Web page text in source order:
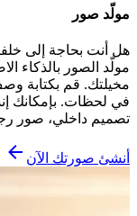
مولّد صور
هل أنت بحاجة إلى
مولّد الصور بالذكاء
مخيلتك. قم بكتابة
في لحظات. بإمكانك
تصميم داخلي، صور
أنشئ صورتك الآن